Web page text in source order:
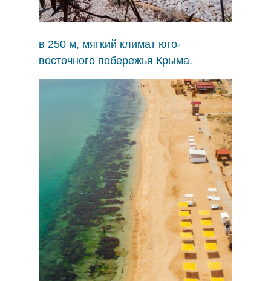
золотой пляж
в 250 м, мягкий климат юго-
восточного побережья Крыма.